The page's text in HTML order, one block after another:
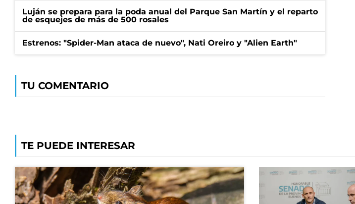
Luján se prepara para la poda anual del Parque San Martín y el reparto
de esquejes de más de 500 rosales
Estrenos: "Spider-Man ataca de nuevo", Nati Oreiro y "Alien Earth"
TU COMENTARIO
TE PUEDE INTERESAR